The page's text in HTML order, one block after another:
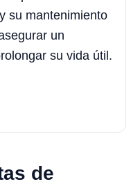
su mantenimiento
un
su vida útil.
de